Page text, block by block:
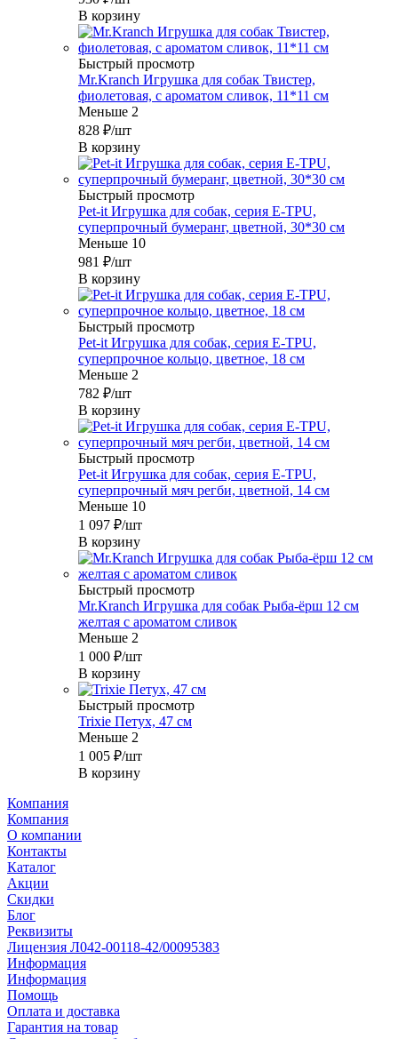
В корзину
Быстрый просмотр
Mr.Kranch Игрушка для собак Твистер,
фиолетовая, с ароматом сливок, 11*11 см
Меньше 2
828 ₽/шт
В корзину
Быстрый просмотр
Pet-it Игрушка для собак, серия E-TPU,
суперпрочный бумеранг, цветной, 30*30 см
Меньше 10
981 ₽/шт
В корзину
Быстрый просмотр
Pet-it Игрушка для собак, серия E-TPU,
суперпрочное кольцо, цветное, 18 см
Меньше 2
782 ₽/шт
В корзину
Быстрый просмотр
Pet-it Игрушка для собак, серия E-TPU,
суперпрочный мяч регби, цветной, 14 см
Меньше 10
1 097 ₽/шт
В корзину
Быстрый просмотр
Mr.Kranch Игрушка для собак Рыба-ёрш 12 см
желтая с ароматом сливок
Меньше 2
1 000 ₽/шт
В корзину
Быстрый просмотр
Trixie Петух, 47 см
Меньше 2
1 005 ₽/шт
В корзину
Компания
Компания
О компании
Контакты
Каталог
Акции
Скидки
Блог
Реквизиты
Лицензия Л042-00118-42/00095383
Информация
Информация
Помощь
Оплата и доставка
Гарантия на товар